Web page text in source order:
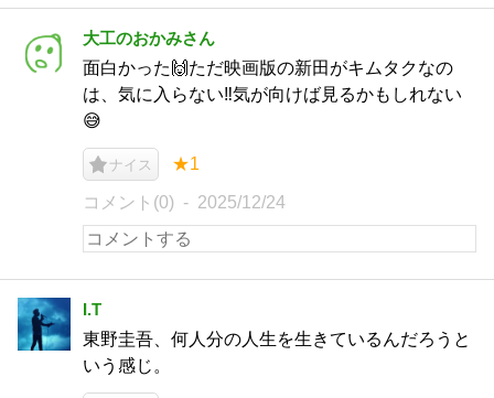
大工のおかみさん
面白かった🙌ただ映画版の新田がキムタクなの
は、気に入らない‼️気が向けば見るかもしれない
😅
ナイス ★1
コメント(0) 2025/12/24
I.T
東野圭吾、何人分の人生を生きているんだろうと
いう感じ。